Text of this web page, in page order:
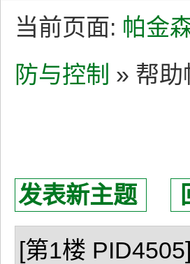
当前页面: 帕金
防与控制 » 帮助
发表新主题
[第1楼